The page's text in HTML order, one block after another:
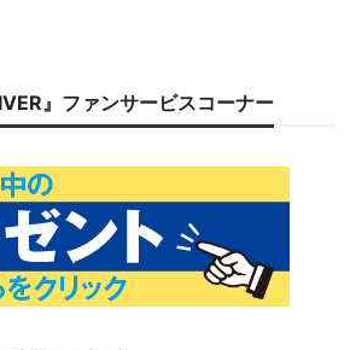
』ファンサービスコーナー